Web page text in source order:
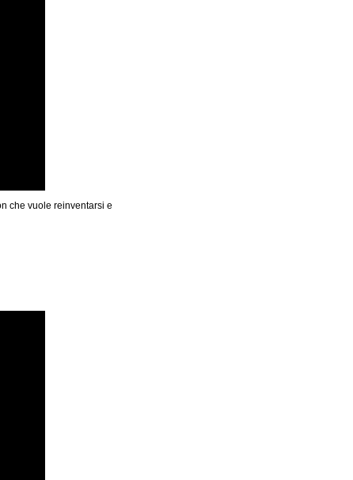
che vuole reinventarsi e